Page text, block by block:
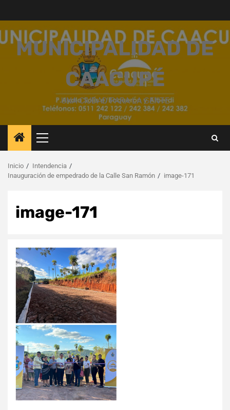
contenido
MUNICIPALIDAD DE
CAACUPÉ
UNA CIUDAD PARA LA GENTE
Menú
principal
Inicio
Intendencia
Inauguración de empedrado de la Calle San Ramón
image-171
image-171